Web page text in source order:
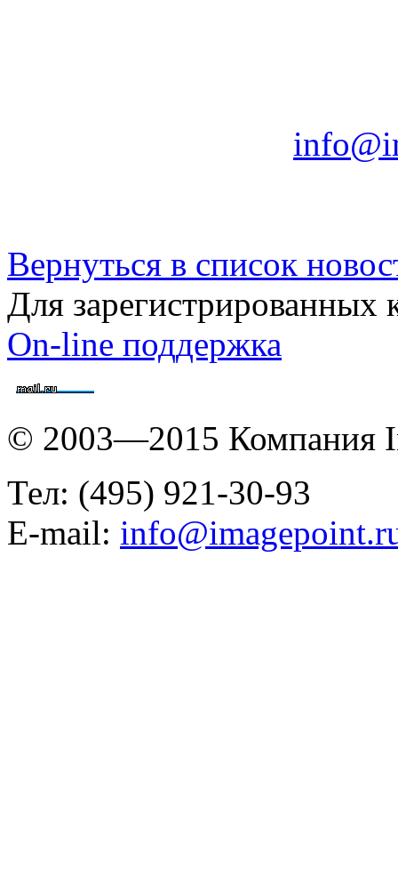
Вернуться в список
Для зарегистрированных
On-line поддержка
© 2003—2015 Компания
Тел: (495) 921-30-93
E-mail: